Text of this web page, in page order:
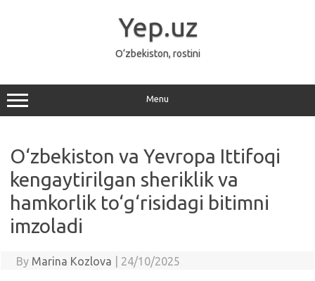
Yep.uz
O‘zbekiston, rostini
Menu
O‘zbekiston va Yevropa Ittifoqi
kengaytirilgan sheriklik va
hamkorlik to‘g‘risidagi bitimni
imzoladi
By Marina Kozlova 24/10/2025